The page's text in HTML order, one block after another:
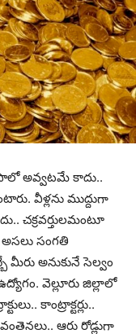
ఫాలో అవ్వ‌ట‌మే కాదు..
వీళ్ల‌ను ముద్దుగా
చ‌క్ర‌వ‌ర్తుల‌మంటూ
సంగ‌తి
అనుకునే సెల్వం
వెల్లూరు జిల్లాలో
కాంట్రాక్ట‌ర్లు..
ఆరు రోడ్లుగా